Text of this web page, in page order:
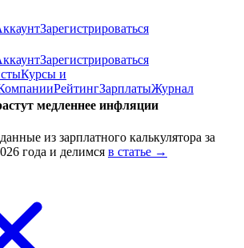
Зарегистрироваться
Зарегистрироваться
Курсы и
РейтингЗарплатыЖурнал
медленнее инфляции
из зарплатного калькулятора за
года и делимся в статье →